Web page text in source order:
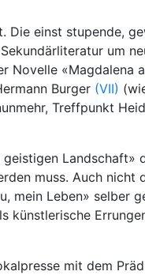
einst stupende,
um
Novelle
Burger (VII)
Treffpunkt
Landschaft»
muss. Auch nicht
mein Leben» selber
mit dem